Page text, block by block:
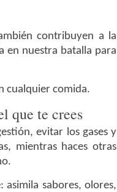
contribuyen a la
en nuestra batalla para
cualquier comida.
que te crees
evitar los gases y
mientras haces otras
sabores, olores,